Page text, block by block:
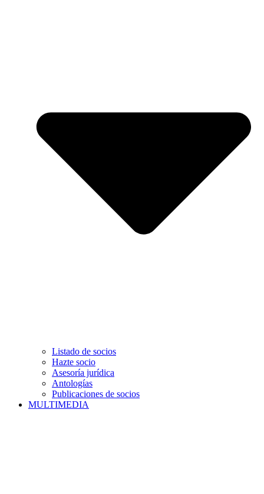
Listado de socios
Hazte socio
Asesoría jurídica
Antologías
Publicaciones de socios
MULTIMEDIA